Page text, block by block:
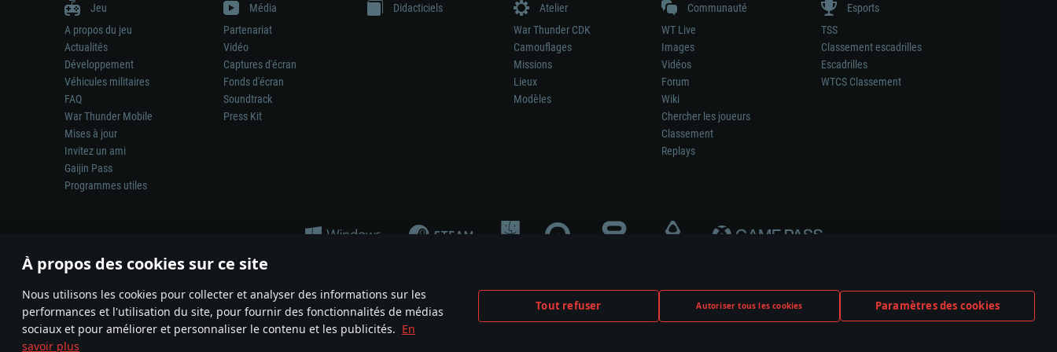
À propos des cookies sur ce site
Nous utilisons les cookies pour collecter et analyser des informations sur les
performances et l'utilisation du site, pour fournir des fonctionnalités de médias
sociaux et pour améliorer et personnaliser le contenu et les publicités. En
savoir plus
Tout refuser Autoriser tous les cookies Paramètres des cookies
Jeu
A propos du jeu
Actualités
Développement
Véhicules militaires
FAQ
War Thunder Mobile
Mises à jour
Invitez un ami
Gaijin Pass
Programmes utiles
Média
Partenariat
Vidéo
Captures d'écran
Fonds d'écran
Soundtrack
Press Kit
Didacticiels
Atelier
War Thunder CDK
Camouflages
Missions
Lieux
Modèles
Communauté
WT Live
Images
Vidéos
Forum
Wiki
Chercher les joueurs
Classement
Replays
Esports
TSS
Classement escadrilles
Escadrilles
WTCS Classement
La représentation d’une arme ou d’un véhicule réel dans ce jeu ne signifie pas la participation au développement du jeu, le sponsoring ou à l’approbation de tout fabricant d’armes ou de véhicule.
© 2011—2026 Gaijin Games Kft. All trademarks, logos and brand names are the property of their respective owners.
Termes et conditions